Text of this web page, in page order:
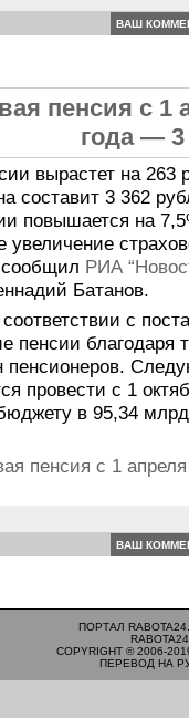
ВАШ
пенсия с 1
года — 3
вырастет на 263
составит 3 362
повышается на
увеличение
РИА
Батанов.
с
пенсии благодаря
пенсионеров.
провести с 1
в 95,34
пенсия с 1
ВАШ
ПОРТАЛ
COPYRIGHT © 2006-
ПЕРЕВОД НА